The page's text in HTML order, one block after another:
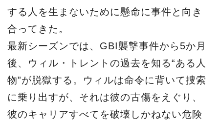
する人を生まないために懸命に事件と向き
合ってきた。
最新シーズンでは、GBI襲撃事件から5か月
後、ウィル・トレントの過去を知る“ある人
物”が脱獄する。ウィルは命令に背いて捜索
に乗り出すが、それは彼の古傷をえぐり、
彼のキャリアすべてを破壊しかねない危険